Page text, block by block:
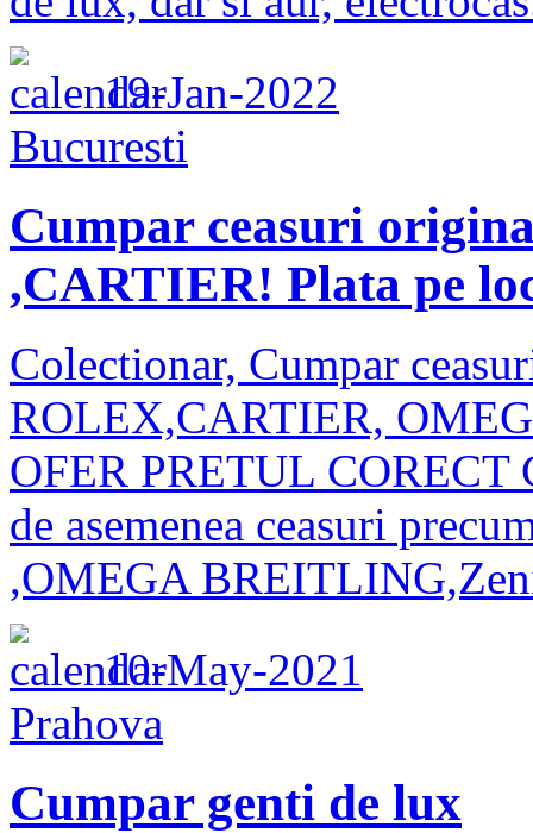
19-Jan-2022
Bucuresti
Cumpar ceasuri
,CARTIER! Plata pe
Colectionar, Cumpar
ROLEX,CARTIER,
OFER PRETUL CORECT
de asemenea ceasuri
,OMEGA
10-May-2021
Prahova
Cumpar genti de lux